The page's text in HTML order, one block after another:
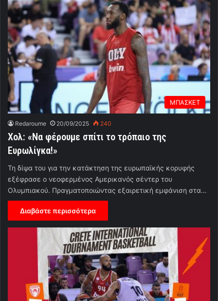
ΜΠΑΣΚΕΤ
Redaroume 20/09/2025 240
Χολ: «Να φέρουμε σπίτι το τρόπαιο της
Ευρωλίγκα!»
Τη δίψα του για την κατάκτηση της ευρωπαϊκής κορυφής
εξέφρασε ο νεοφερμένος Αμερικανός σέντερ του
Ολυμπιακού. Πραγματοποιώντας εξαιρετική εμφάνιση στα…
Διαβάστε περισσότερα